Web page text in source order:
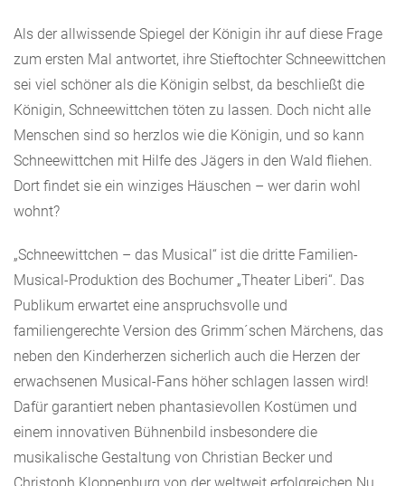
Als der allwissende Spiegel der Königin ihr auf diese Frage
zum ersten Mal antwortet, ihre Stieftochter Schneewittchen
sei viel schöner als die Königin selbst, da beschließt die
Königin, Schneewittchen töten zu lassen. Doch nicht alle
Menschen sind so herzlos wie die Königin, und so kann
Schneewittchen mit Hilfe des Jägers in den Wald fliehen.
Dort findet sie ein winziges Häuschen – wer darin wohl
wohnt?
„Schneewittchen – das Musical“ ist die dritte Familien-
Musical-Produktion des Bochumer „Theater Liberi“. Das
Publikum erwartet eine anspruchsvolle und
familiengerechte Version des Grimm´schen Märchens, das
neben den Kinderherzen sicherlich auch die Herzen der
erwachsenen Musical-Fans höher schlagen lassen wird!
Dafür garantiert neben phantasievollen Kostümen und
einem innovativen Bühnenbild insbesondere die
musikalische Gestaltung von Christian Becker und
Christoph Kloppenburg von der weltweit erfolgreichen Nu